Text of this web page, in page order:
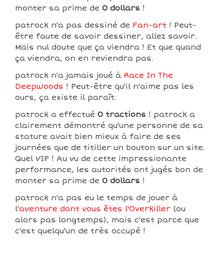
monter sa prime de 0 dollars !
patrock n'a pas dessiné de Fan-art ! Peut-
être faute de savoir dessiner, allez savoir.
Mais nul doute que ça viendra ! Et que quand
ça viendra, on en reviendra pas.
patrock n'a jamais joué à Race In The
Deepwoods ! Peut-être qu'il n'aime pas les
ours, ça existe il paraît.
patrock a effectué 0 tractions ! patrock a
clairement démontré qu'une personne de sa
stature avait bien mieux à faire de ses
journées que de titiller un bouton sur un site.
Quel VIP ! Au vu de cette impressionante
performance, les autorités ont jugés bon de
monter sa prime de 0 dollars !
patrock n'a pas eu le temps de jouer à
l'aventure dont vous êtes l'Overkiller (ou
alors pas longtemps), mais c'est parce que
c'est quelqu'un de très occupé !